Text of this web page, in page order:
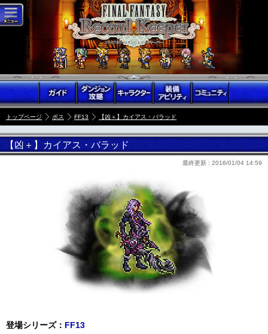
トップページ ボス FF13 【凶＋】カイアス・バラッド
【凶＋】カイアス・バラッド
最終更新 : 2016/01/04 14:59
登場シリーズ： FF13